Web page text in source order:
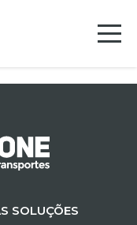
SOLUÇÕES